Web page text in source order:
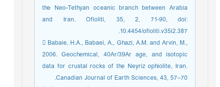
the Neo-Tethyan oceanic branch between Arabia
and Iran. Ofioliti, 35, 2, 71-90, doi:
10.4454/ofioliti.v35i2.387.
 Babaie, H.A., Babaei, A., Ghazi, A.M. and Arvin, M.,
2006. Geochemical, 40Ar/39Ar age, and isotopic
data for crustal rocks of the Neyriz ophiolite, Iran.
Canadian Journal of Earth Sciences, 43, 57–70.